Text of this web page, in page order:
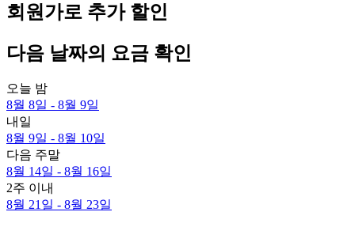
회원가로 추가 할인
다음 날짜의 요금 확인
오늘 밤
8월 8일 - 8월 9일
내일
8월 9일 - 8월 10일
다음 주말
8월 14일 - 8월 16일
2주 이내
8월 21일 - 8월 23일